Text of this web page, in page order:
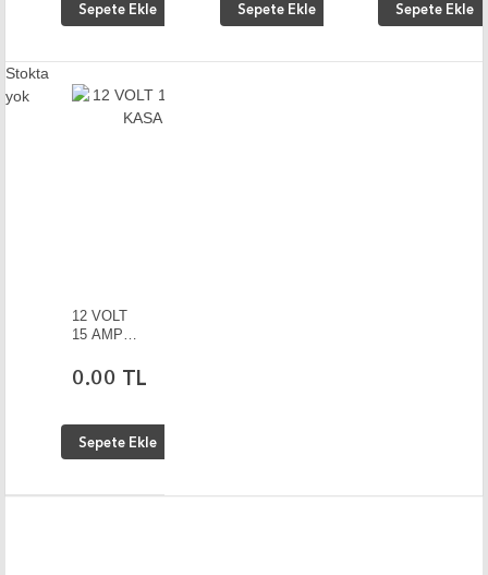
Sepete Ekle Sepete Ekle Sepete Ekle
Stokta
yok
12 VOLT
15 AMPER
KASA
ADAPTÖR
0.00 TL
Sepete Ekle